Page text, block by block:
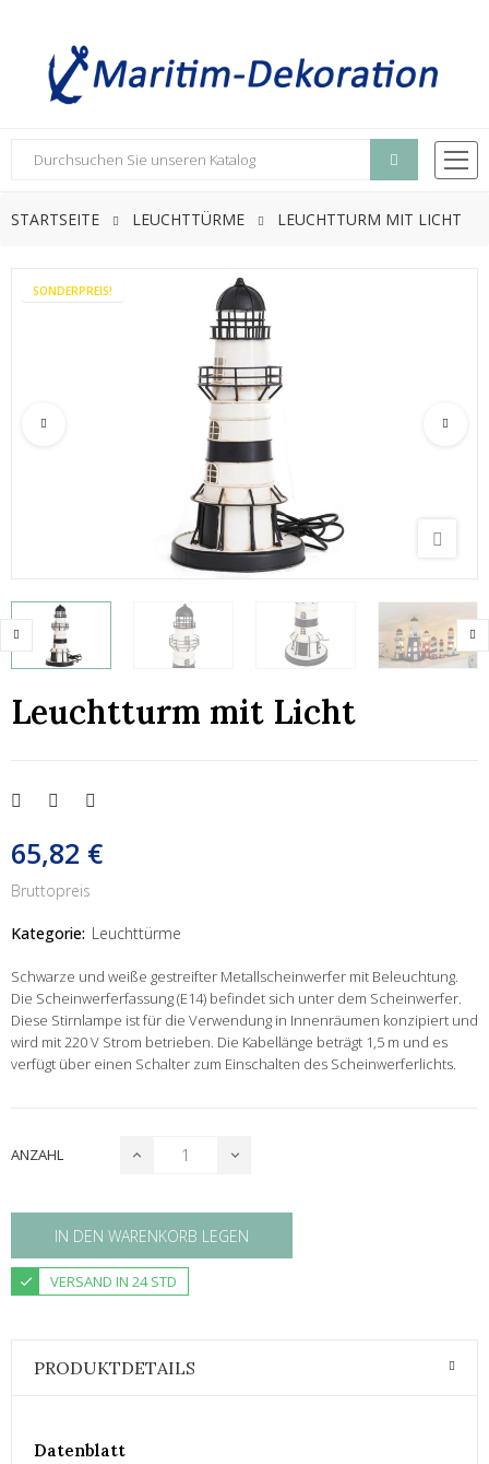
STARTSEITE LEUCHTTÜRME LEUCHTTURM MIT LICHT
SONDERPREIS!
Leuchtturm mit Licht
65,82 €
Bruttopreis
Kategorie: Leuchttürme
Schwarze und weiße gestreifter Metallscheinwerfer mit Beleuchtung.
Die Scheinwerferfassung (E14) befindet sich unter dem Scheinwerfer.
Diese Stirnlampe ist für die Verwendung in Innenräumen konzipiert und
wird mit 220 V Strom betrieben. Die Kabellänge beträgt 1,5 m und es
verfügt über einen Schalter zum Einschalten des Scheinwerferlichts.
ANZAHL
IN DEN WARENKORB LEGEN
VERSAND IN 24 STD
PRODUKTDETAILS
Datenblatt